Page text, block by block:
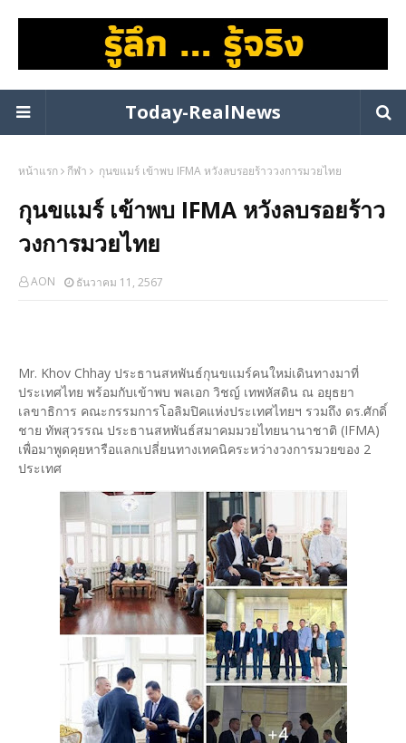
Today-RealNews
หน้าแรก กีฬา กุนขแมร์ เข้าพบ IFMA หวังลบรอยร้าววงการมวยไทย
กุนขแมร์ เข้าพบ IFMA หวังลบรอยร้าว
วงการมวยไทย
AON ธันวาคม 11, 2567
Mr. Khov Chhay ประธานสหพันธ์กุนขแมร์คนใหม่เดินทางมาที่
ประเทศไทย พร้อมกับเข้าพบ พลเอก วิชญ์ เทพหัสดิน ณ อยุธยา
เลขาธิการ คณะกรรมการโอลิมปิคแห่งประเทศไทยฯ รวมถึง ดร.ศักดิ์
ชาย ทัพสุวรรณ ประธานสหพันธ์สมาคมมวยไทยนานาชาติ (IFMA)
เพื่อมาพูดคุยหารือแลกเปลี่ยนทางเทคนิคระหว่างวงการมวยของ 2
ประเทศ